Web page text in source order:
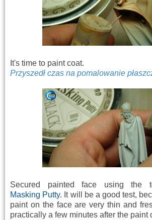
It's time to paint coat.
Przyszedł czas na pomalowanie
Secured painted face using the
Masking Putty. It will be a good test,
paint on the face are very thin and
practically a few minutes after the paint